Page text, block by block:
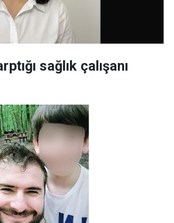
sağlık çalışanı